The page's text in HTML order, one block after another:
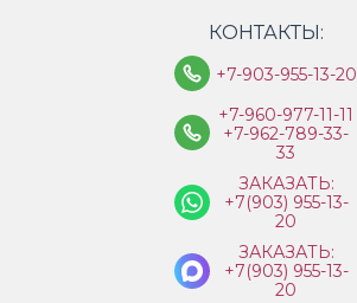
КОНТАКТЫ:
+7-903-955-13-20
+7-960-977-11-11
+7-962-789-33-
33
ЗАКАЗАТЬ:
+7(903) 955-13-
20
ЗАКАЗАТЬ:
+7(903) 955-13-
20